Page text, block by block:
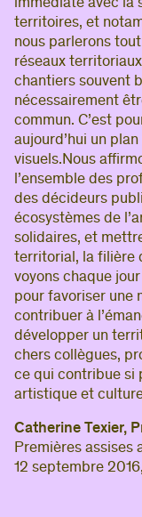
immédiate avec la
territoires, et
nous parlerons
réseaux
chantiers souvent
nécessairement
commun. C’est
aujourd’hui un
visuels.Nous
l’ensemble des
des décideurs
écosystèmes de
solidaires, et
territorial, la filière
voyons chaque
pour favoriser une
contribuer à
développer un
chers collègues,
ce qui contribue si
artistique et
Catherine Texier,
Premières assises
12 septembre